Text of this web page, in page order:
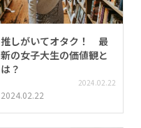
推しがいてオタク！ 最
新の女子大生の価値観と
は？
2024.02.22
2024.02.22